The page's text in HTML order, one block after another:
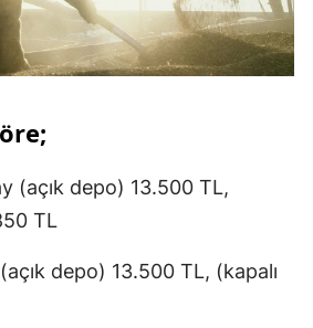
(açık depo) 13.500 TL,
TL
depo) 13.500 TL, (kapalı